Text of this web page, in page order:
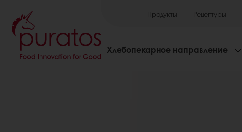
Продукты Рецептуры
Хлебопекарное направление